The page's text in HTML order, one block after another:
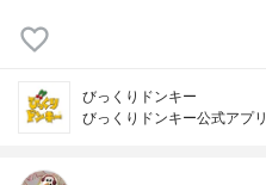
びっくりドンキー
びっくりドンキー公式アプリ